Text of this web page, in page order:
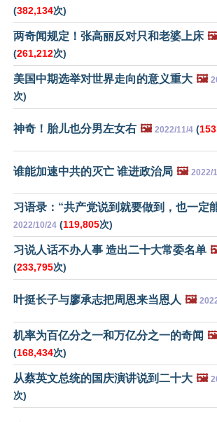
(382,134次)
两奇闻规定！张高丽反对只和老婆上床
(261,212次)
美国中期选举对世界走向的意义重大 🖼️
次)
神奇！胎儿也分男左女右 🖼️ 2022/11/4 (
谁能加速中共的灭亡 谁进政治局 🖼️ 2022/
习语录：“共产党说到就要做到，也一定
2022/10/24 (119,805次)
习说人话不办人事 造出二十大常委名单
(233,795次)
叶挺长子与廖承志把周恩来当恩人 🖼️
机率为百亿分之一和万亿分之一的奇闻
(168,434次)
从蔡英文总统的国庆演讲说到二十大 🖼️
次)